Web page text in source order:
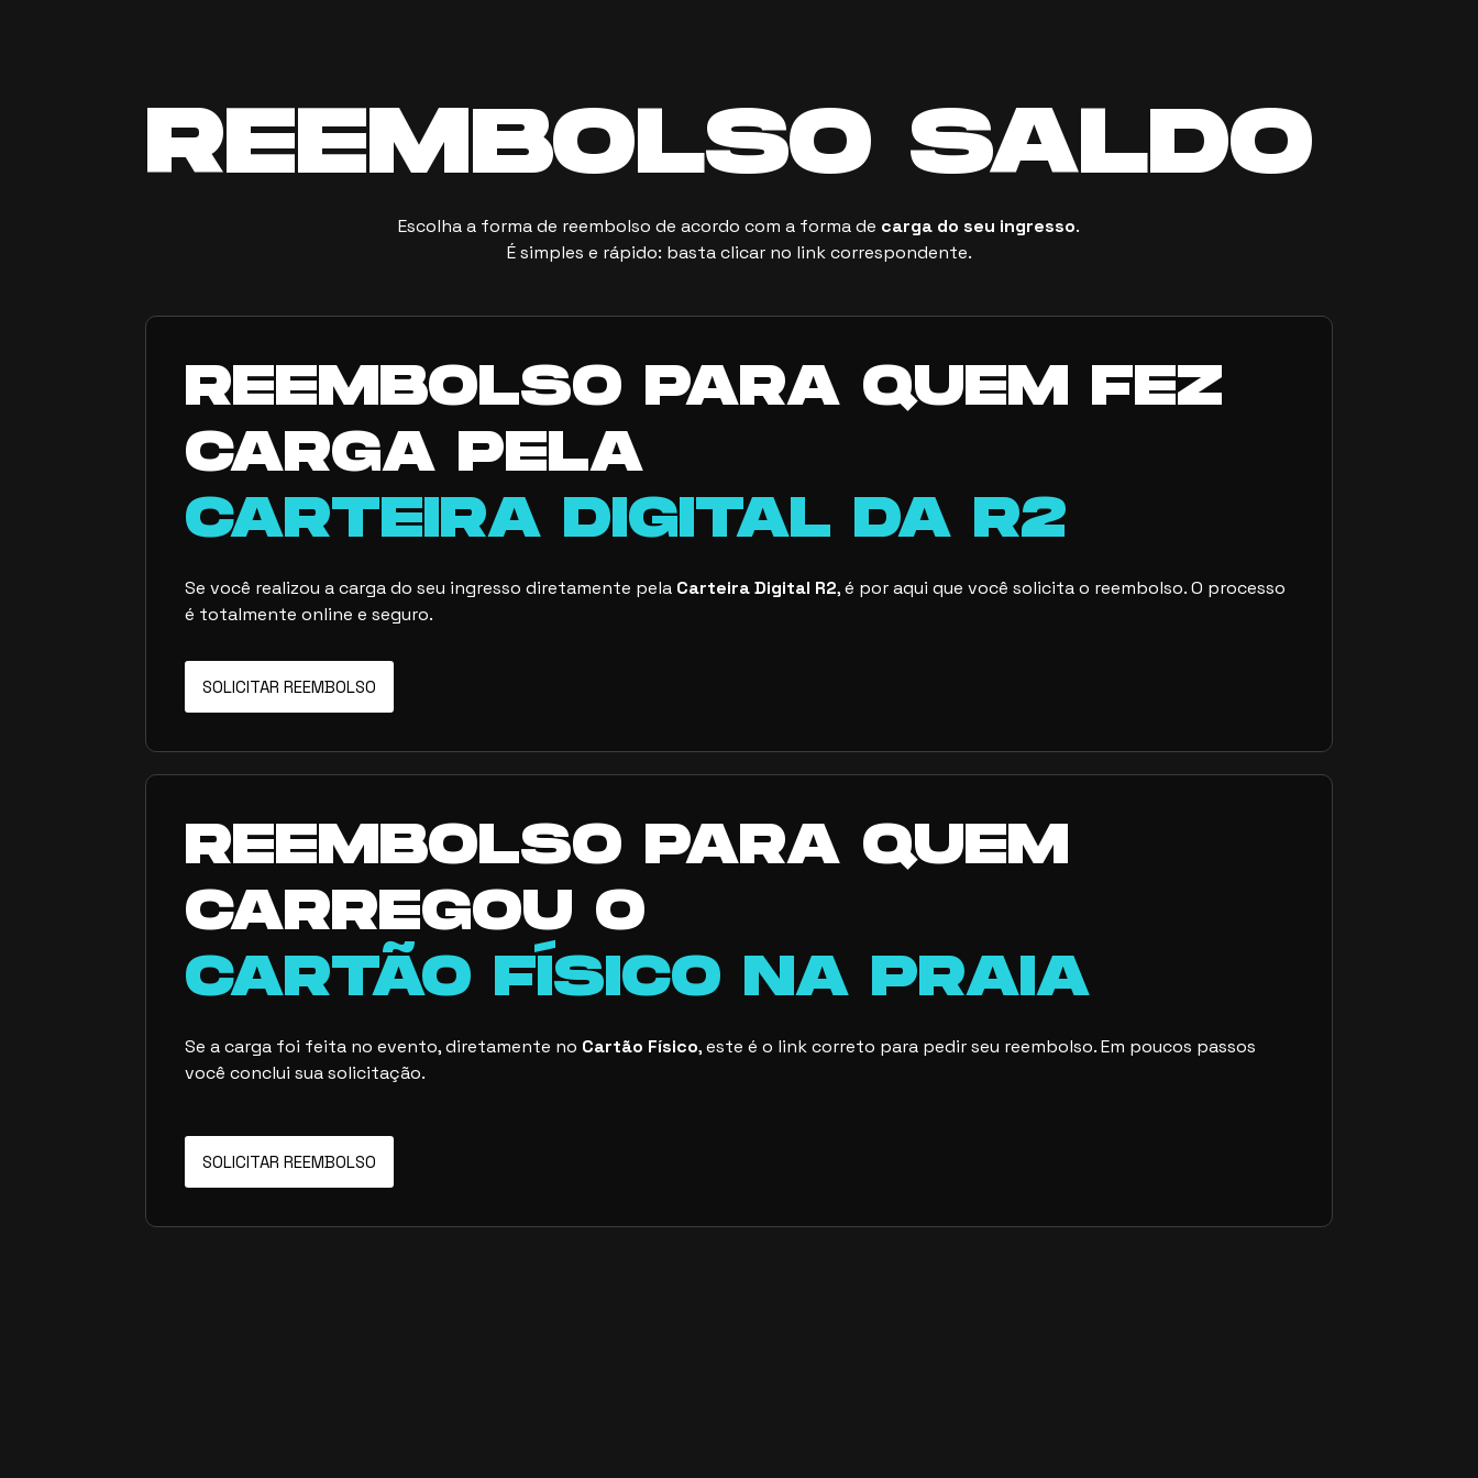
REEMBOLSO SALDO
Escolha a forma de reembolso de acordo com a forma de carga do seu ingresso.
É simples e rápido: basta clicar no link correspondente.
REEMBOLSO PARA QUEM FEZ
CARGA PELA
CARTEIRA DIGITAL DA R2
Se você realizou a carga do seu ingresso diretamente pela Carteira Digital R2, é por aqui que você solicita o reembolso. O processo
é totalmente online e seguro.
SOLICITAR REEMBOLSO
REEMBOLSO PARA QUEM
CARREGOU O
CARTÃO FÍSICO NA PRAIA
Se a carga foi feita no evento, diretamente no Cartão Físico, este é o link correto para pedir seu reembolso. Em poucos passos
você conclui sua solicitação.
SOLICITAR REEMBOLSO